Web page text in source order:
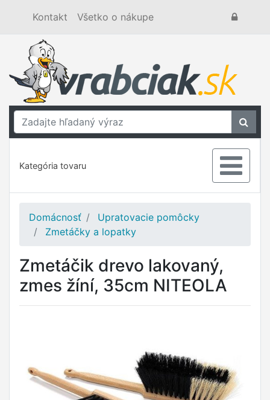
Kontakt Všetko o nákupe
Kategória tovaru
Domácnosť
Upratovacie pomôcky
Zmetáčky a lopatky
Zmetáčik drevo lakovaný,
zmes žíní, 35cm NITEOLA